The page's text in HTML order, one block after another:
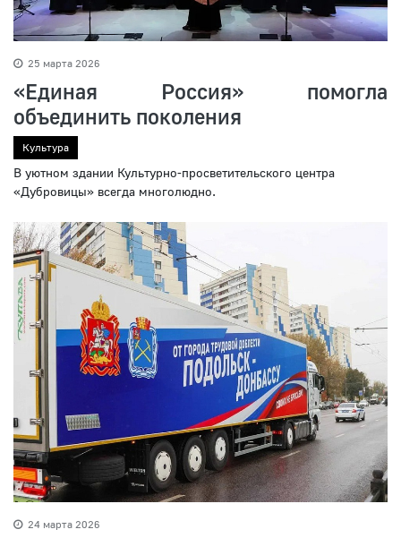
25 марта 2026
«Единая Россия» помогла
объединить поколения
Культура
В уютном здании Культурно-просветительского центра
«Дубровицы» всегда многолюдно.
24 марта 2026